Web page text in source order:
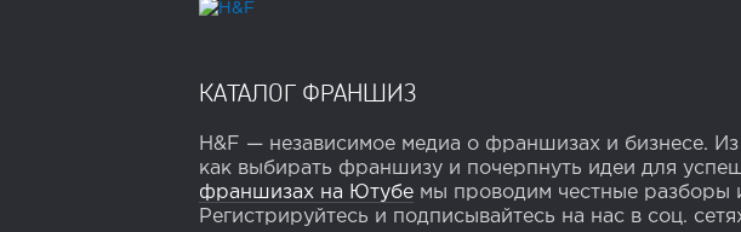
КАТАЛОГ ФРАНШИЗ
H&F — независимое медиа о франшизах и бизнесе.
как выбирать франшизу и почерпнуть идеи для
франшизах на Ютубе мы проводим честные разборы
Регистрируйтесь и подписывайтесь на нас в соц.